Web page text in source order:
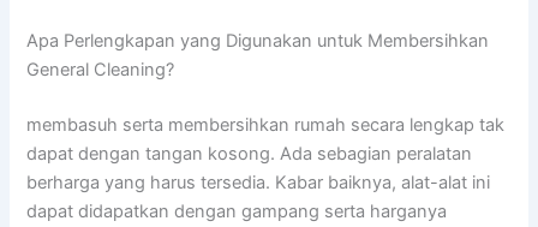
Apa Perlengkapan yang Digunakan untuk Membersihkan
General Cleaning?
membasuh serta membersihkan rumah secara lengkap tak
dapat dengan tangan kosong. Ada sebagian peralatan
berharga yang harus tersedia. Kabar baiknya, alat-alat ini
dapat didapatkan dengan gampang serta harganya